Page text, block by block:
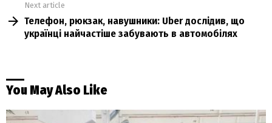
Next article
Телефон, рюкзак, навушники: Uber дослідив, що
українці найчастіше забувають в автомобілях
You May Also Like